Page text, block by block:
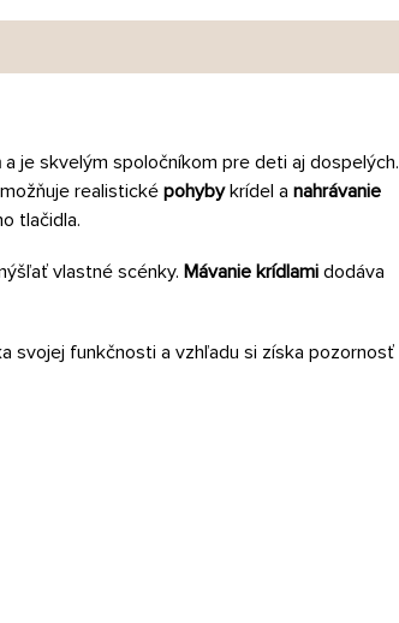
a je skvelým spoločníkom pre deti aj dospelých.
realistické pohybykrídel a nahrávanie
tlačidla.
vlastné scénky. Mávanie krídlami dodáva
svojej funkčnosti a vzhľadu si získa pozornosť